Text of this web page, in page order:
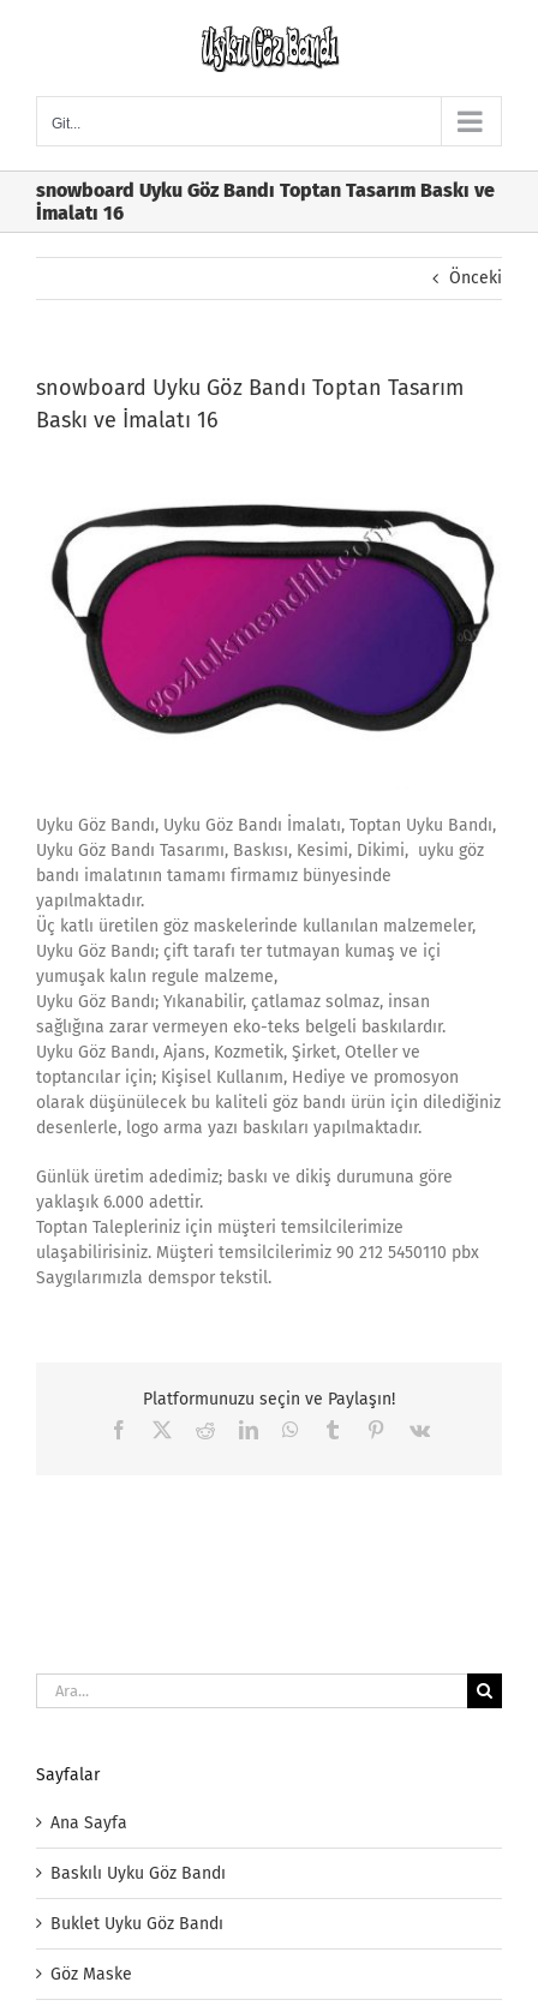
Git...
snowboard Uyku Göz Bandı Toptan Tasarım Baskı ve
İmalatı 16
Önceki
snowboard Uyku Göz Bandı Toptan Tasarım
Baskı ve İmalatı 16
Uyku Göz Bandı, Uyku Göz Bandı İmalatı, Toptan Uyku Bandı,
Uyku Göz Bandı Tasarımı, Baskısı, Kesimi, Dikimi, uyku göz
bandı imalatının tamamı firmamız bünyesinde
yapılmaktadır.
Üç katlı üretilen göz maskelerinde kullanılan malzemeler,
Uyku Göz Bandı; çift tarafı ter tutmayan kumaş ve içi
yumuşak kalın regule malzeme,
Uyku Göz Bandı; Yıkanabilir, çatlamaz solmaz, insan
sağlığına zarar vermeyen eko-teks belgeli baskılardır.
Uyku Göz Bandı, Ajans, Kozmetik, Şirket, Oteller ve
toptancılar için; Kişisel Kullanım, Hediye ve promosyon
olarak düşünülecek bu kaliteli göz bandı ürün için dilediğiniz
desenlerle, logo arma yazı baskıları yapılmaktadır.
Günlük üretim adedimiz; baskı ve dikiş durumuna göre
yaklaşık 6.000 adettir.
Toptan Talepleriniz için müşteri temsilcilerimize
ulaşabilirisiniz. Müşteri temsilcilerimiz 90 212 5450110 pbx
Saygılarımızla demspor tekstil.
Platformunuzu seçin ve Paylaşın!
Facebook RedditLinkedInWhatsApp
Tumblr Pinterest
Vk
Ara:
Sayfalar
Ana Sayfa
Baskılı Uyku Göz Bandı
Buklet Uyku Göz Bandı
Göz Maske